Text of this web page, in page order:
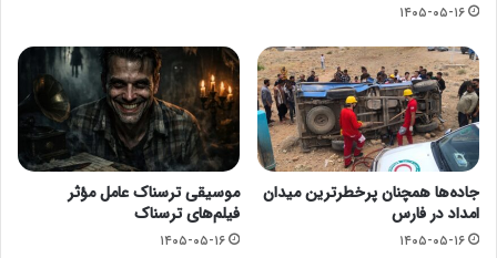
۱۴۰۵-۰۵-۱۶
جاده‌ها همچنان پرخطرترین میدان
امداد در فارس
۱۴۰۵-۰۵-۱۶
موسیقی ترسناک عامل مؤثر
فیلم‌های ترسناک
۱۴۰۵-۰۵-۱۶